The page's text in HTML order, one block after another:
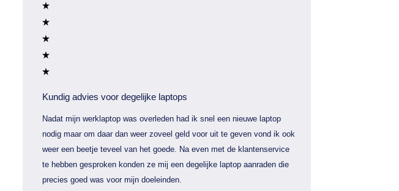
Kundig advies voor degelijke laptops
Nadat mijn werklaptop was overleden had ik snel een nieuwe laptop
nodig maar om daar dan weer zoveel geld voor uit te geven vond ik ook
weer een beetje teveel van het goede. Na even met de klantenservice
te hebben gesproken konden ze mij een degelijke laptop aanraden die
precies goed was voor mijn doeleinden.